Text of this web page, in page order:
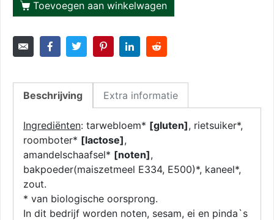
Toevoegen aan winkelwagen
Beschrijving Extra informatie
Ingrediënten: tarwebloem* [gluten], rietsuiker*,
roomboter* [lactose],
amandelschaafsel* [noten],
bakpoeder(maiszetmeel E334, E500)*, kaneel*,
zout.
* van biologische oorsprong.
In dit bedrijf worden noten, sesam, ei en pinda`s